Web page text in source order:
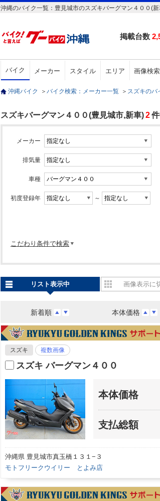
沖縄のバイク一覧：豊見城市のスズキバーグマン４００(
掲載台数
バイク メーカー スタイル エリア 画像検索
沖縄バイク ＞ バイク検索：メーカー一覧 ＞ スズキのバ
スズキバーグマン４００(豊見城市,新車)2
メーカー
排気量
車種
初度登録年 ～
こだわり条件で検索
新着順 本体価格
リスト表示中 画像表示に
スズキ 複数画像
スズキ バーグマン４００
本体価格
支払総額
沖縄県 豊見城市真玉橋１３１−３
モトフリークウイリー とよみ店